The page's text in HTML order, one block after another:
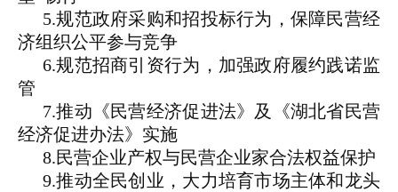
5.规范政府采购和招投标行为，保障民营经
济组织公平参与竞争
6.规范招商引资行为，加强政府履约践诺监
管
7.推动《民营经济促进法》及《湖北省民营
经济促进办法》实施
8.民营企业产权与民营企业家合法权益保护
9.推动全民创业，大力培育市场主体和龙头